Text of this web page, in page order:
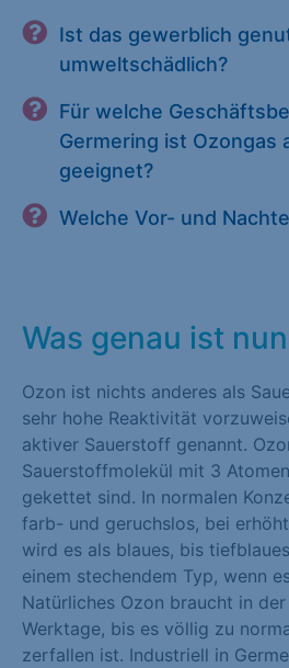
Ist das gewerblich
umweltschädlich?
Für welche
Germering ist Ozongas
geeignet?
Welche Vor- und
Was genau ist
Ozon ist nichts anderes als
sehr hohe Reaktivität
aktiver Sauerstoff genannt.
Sauerstoffmolekül mit 3
gekettet sind. In normalen
farb- und geruchslos, bei
wird es als blaues, bis
einem stechendem Typ, wenn
Natürliches Ozon braucht in
Werktage, bis es völlig zu
zerfallen ist. Industriell in